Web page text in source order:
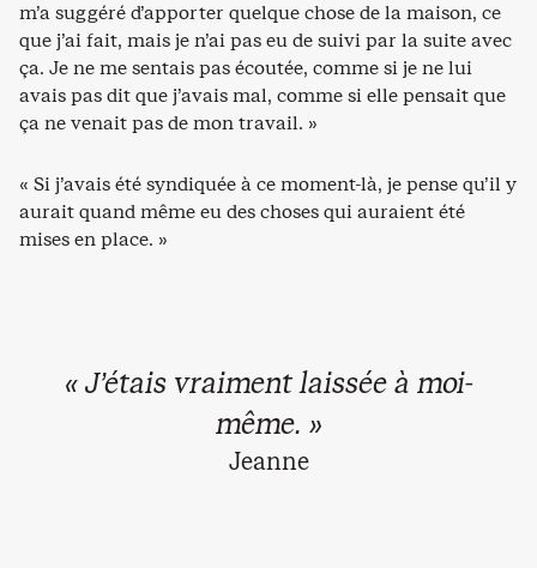
m’a suggéré d’apporter quelque chose de la maison, ce
que j’ai fait, mais je n’ai pas eu de suivi par la suite avec
ça. Je ne me sentais pas écoutée, comme si je ne lui
avais pas dit que j’avais mal, comme si elle pensait que
ça ne venait pas de mon travail. »
« Si j’avais été syndiquée à ce moment-là, je pense qu’il y
aurait quand même eu des choses qui auraient été
mises en place. »
« J’étais vraiment laissée à moi-
même. »
Jeanne